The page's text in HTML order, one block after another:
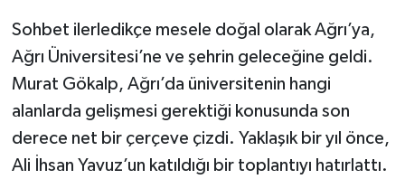
Sohbet ilerledikçe mesele doğal olarak Ağrı’ya,
Ağrı Üniversitesi’ne ve şehrin geleceğine geldi.
Murat Gökalp, Ağrı’da üniversitenin hangi
alanlarda gelişmesi gerektiği konusunda son
derece net bir çerçeve çizdi. Yaklaşık bir yıl önce,
Ali İhsan Yavuz’un katıldığı bir toplantıyı hatırlattı.